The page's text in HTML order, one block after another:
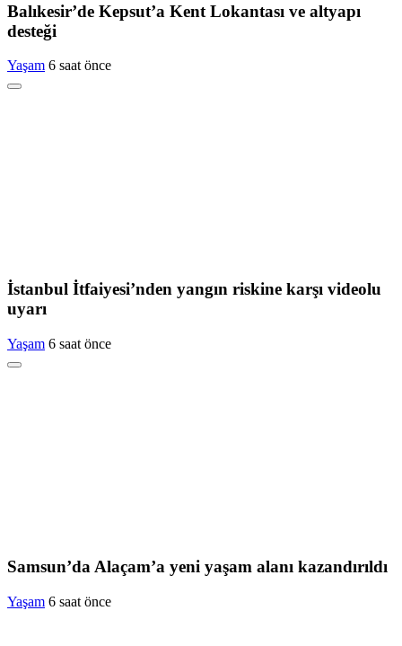
Balıkesir’de Kepsut’a Kent Lokantası ve altyapı
desteği
Yaşam 6 saat önce
İstanbul İtfaiyesi’nden yangın riskine karşı videolu
uyarı
Yaşam 6 saat önce
Samsun’da Alaçam’a yeni yaşam alanı kazandırıldı
Yaşam 6 saat önce